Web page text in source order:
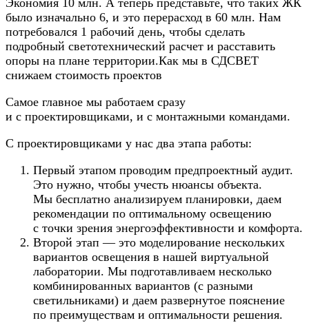
Экономия 10 млн. А теперь представьте, что таких ЖК
было изначально 6, и это перерасход в 60 млн. Нам
потребовался 1 рабочий день, чтобы сделать
подробный светотехнический расчет и расставить
опоры на плане территории.Как мы в СДСВЕТ
снижаем стоимость проектов
Самое главное мы работаем сразу
и с проектировщиками, и с монтажными командами.
С проектировщиками у нас два этапа работы:
Первый этапом проводим предпроектный аудит.
Это нужно, чтобы учесть нюансы объекта.
Мы бесплатно анализируем планировки, даем
рекомендации по оптимальному освещению
с точки зрения энергоэффективности и комфорта.
Второй этап — это моделирование нескольких
вариантов освещения в нашей виртуальной
лаборатории. Мы подготавливаем несколько
комбинированных вариантов (с разными
светильниками) и даем развернутое пояснение
по преимуществам и оптимальности решения.